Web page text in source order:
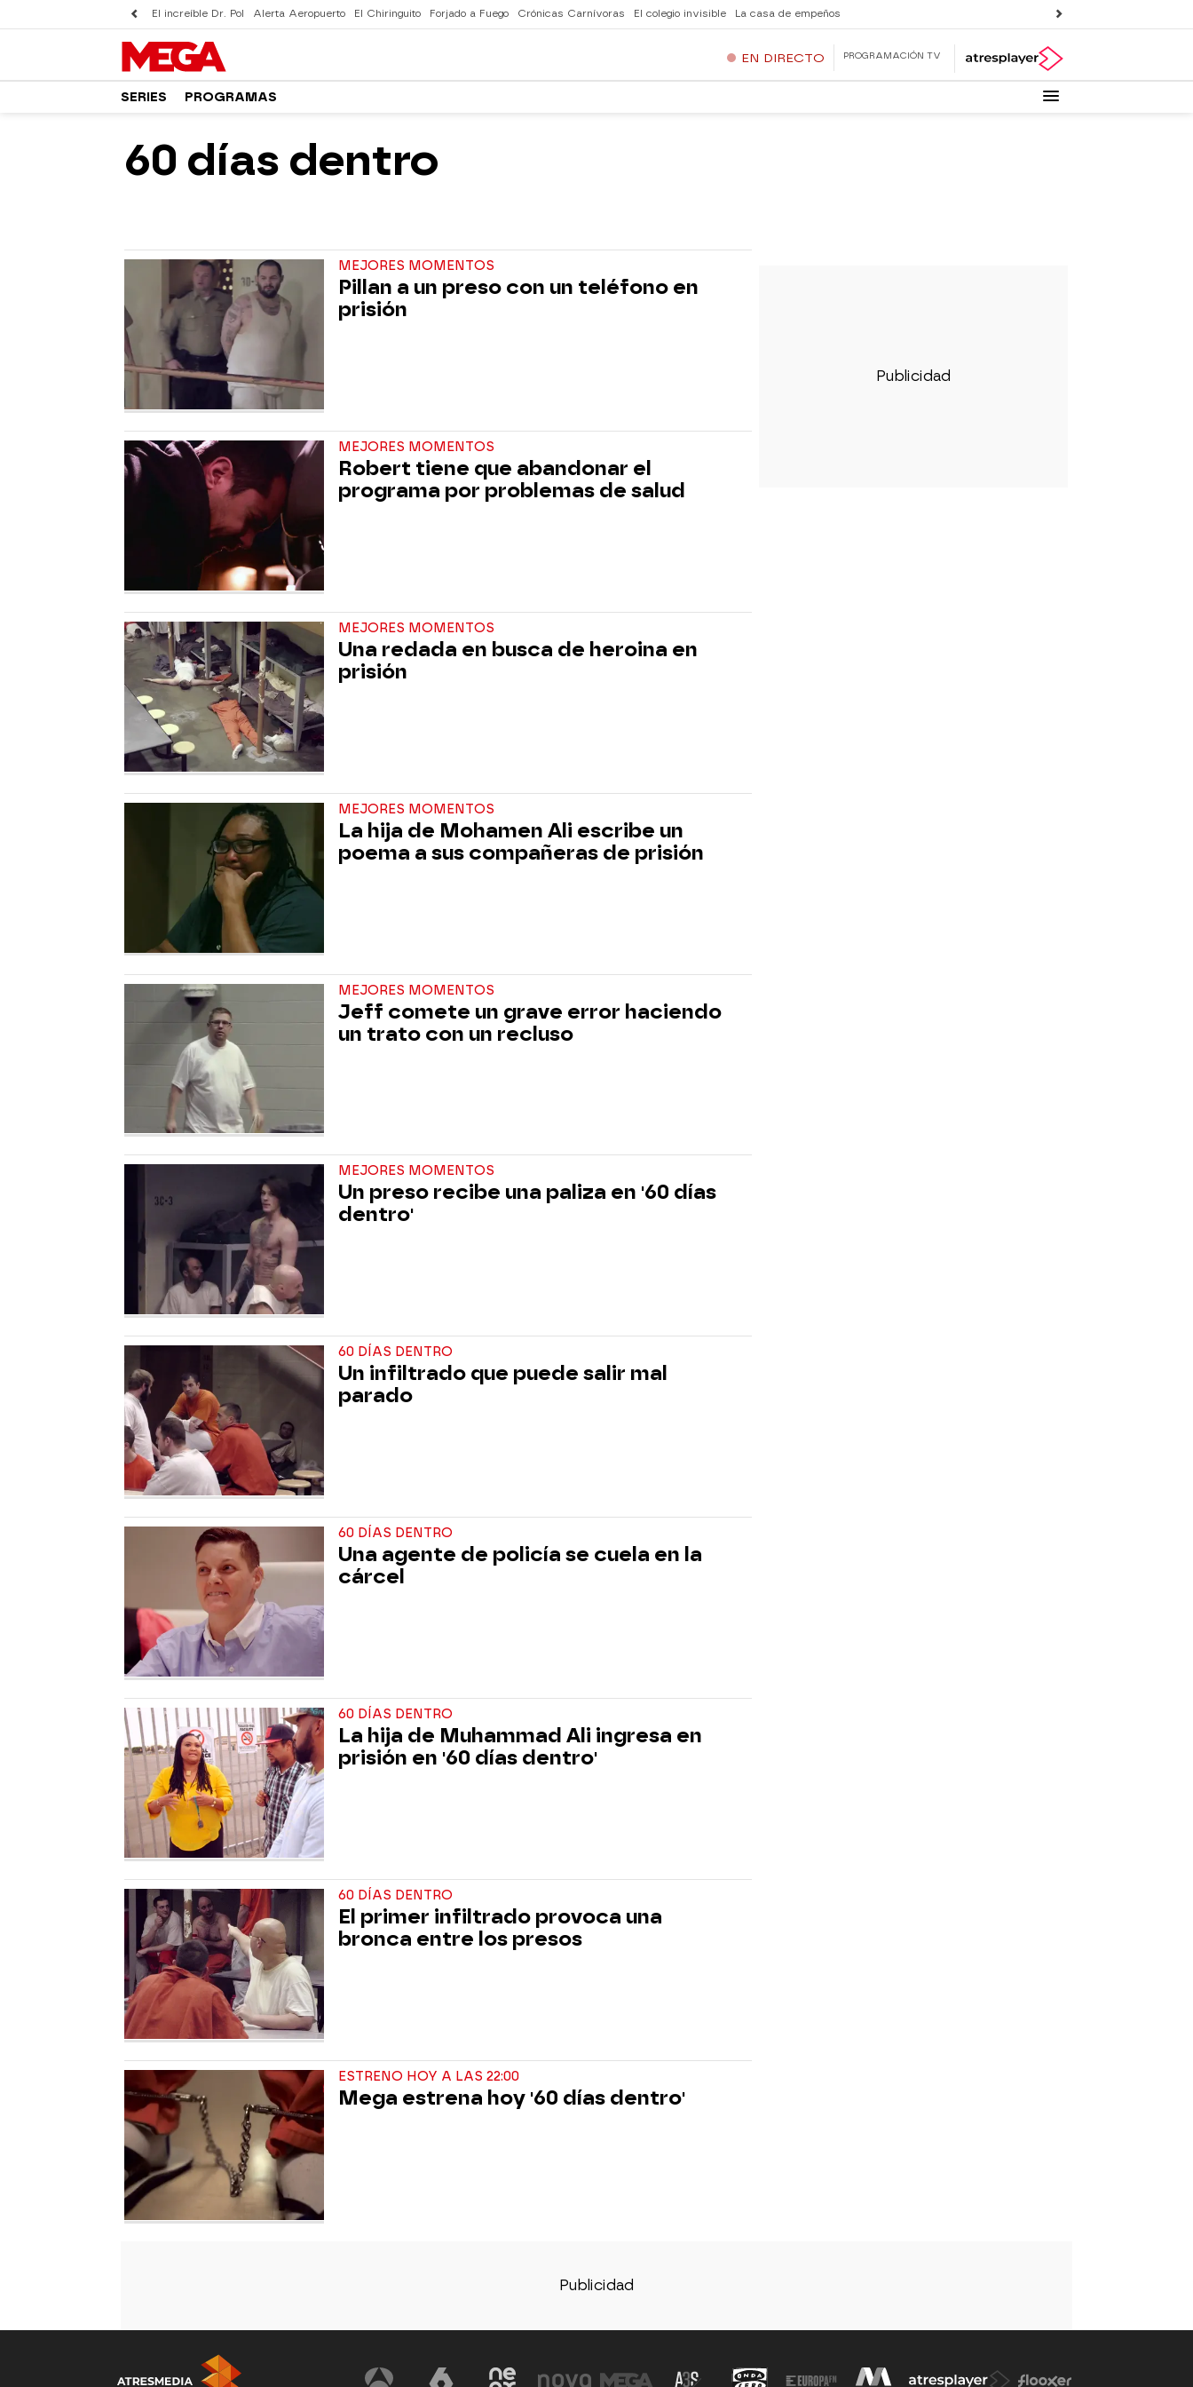
El increíble Dr. Pol Alerta Aeropuerto El Chiringuito Forjado a Fuego Crónicas Carnívoras El colegio invisible La casa de empeños
EN DIRECTO PROGRAMACIÓN TV
SERIES PROGRAMAS
60 días dentro
MEJORES MOMENTOS
Pillan a un preso con un teléfono en
prisión
MEJORES MOMENTOS
Robert tiene que abandonar el
programa por problemas de salud
MEJORES MOMENTOS
Una redada en busca de heroina en
prisión
MEJORES MOMENTOS
La hija de Mohamen Ali escribe un
poema a sus compañeras de prisión
MEJORES MOMENTOS
Jeff comete un grave error haciendo
un trato con un recluso
MEJORES MOMENTOS
Un preso recibe una paliza en '60 días
dentro'
60 DÍAS DENTRO
Un infiltrado que puede salir mal
parado
60 DÍAS DENTRO
Una agente de policía se cuela en la
cárcel
60 DÍAS DENTRO
La hija de Muhammad Ali ingresa en
prisión en '60 días dentro'
60 DÍAS DENTRO
El primer infiltrado provoca una
bronca entre los presos
ESTRENO HOY A LAS 22:00
Mega estrena hoy '60 días dentro'